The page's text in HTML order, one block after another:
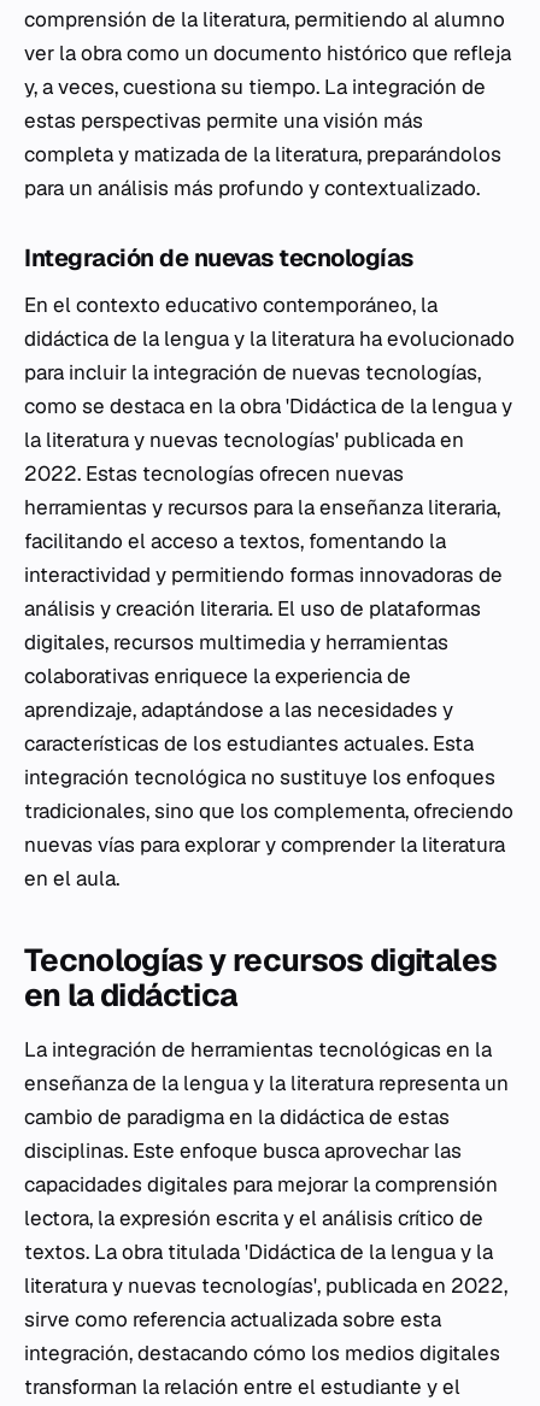
comprensión de la literatura, permitiendo al alumno
ver la obra como un documento histórico que refleja
y, a veces, cuestiona su tiempo. La integración de
estas perspectivas permite una visión más
completa y matizada de la literatura, preparándolos
para un análisis más profundo y contextualizado.
Integración de nuevas tecnologías
En el contexto educativo contemporáneo, la
didáctica de la lengua y la literatura ha evolucionado
para incluir la integración de nuevas tecnologías,
como se destaca en la obra 'Didáctica de la lengua y
la literatura y nuevas tecnologías' publicada en
2022. Estas tecnologías ofrecen nuevas
herramientas y recursos para la enseñanza literaria,
facilitando el acceso a textos, fomentando la
interactividad y permitiendo formas innovadoras de
análisis y creación literaria. El uso de plataformas
digitales, recursos multimedia y herramientas
colaborativas enriquece la experiencia de
aprendizaje, adaptándose a las necesidades y
características de los estudiantes actuales. Esta
integración tecnológica no sustituye los enfoques
tradicionales, sino que los complementa, ofreciendo
nuevas vías para explorar y comprender la literatura
en el aula.
Tecnologías y recursos digitales
en la didáctica
La integración de herramientas tecnológicas en la
enseñanza de la lengua y la literatura representa un
cambio de paradigma en la didáctica de estas
disciplinas. Este enfoque busca aprovechar las
capacidades digitales para mejorar la comprensión
lectora, la expresión escrita y el análisis crítico de
textos. La obra titulada 'Didáctica de la lengua y la
literatura y nuevas tecnologías', publicada en 2022,
sirve como referencia actualizada sobre esta
integración, destacando cómo los medios digitales
transforman la relación entre el estudiante y el